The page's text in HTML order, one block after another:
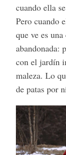
cuando ella
Pero cuando
que ve es
abandonada:
con el jardín
maleza. Lo
de patas por